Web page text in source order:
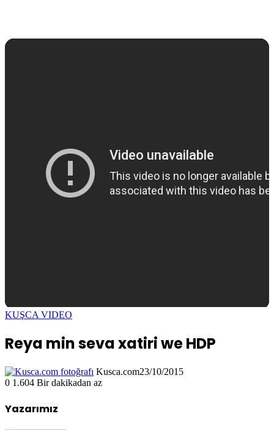
KUŞCA VIDEO
Reya min seva xatiri we HDP
Kusca.com23/10/2015
0 1.604 Bir dakikadan az
Yazarımız